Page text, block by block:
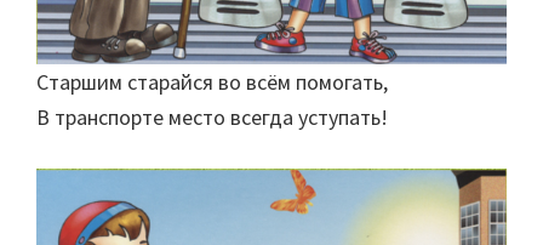
Старшим старайся во всём помогать,
В транспорте место всегда уступать!